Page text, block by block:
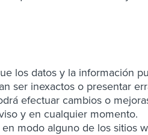
los datos y la información
ser inexactos o presentar
efectuar cambios o
y en cualquier momento.
en modo alguno de los